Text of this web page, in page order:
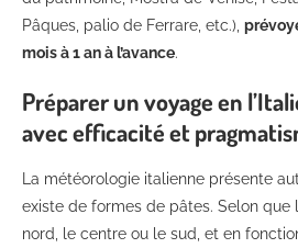
Pâques, palio de Ferrare, etc.),
mois à 1 an à l’avance.
Préparer un voyage en
avec efficacité et
La météorologie italienne présente
existe de formes de pâtes. Selon que
nord, le centre ou le sud, et en